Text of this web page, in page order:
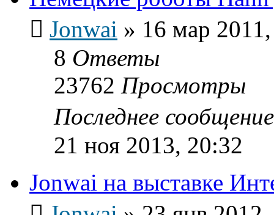
Jonwai » 16 мар
8 Ответы
23762 Просмотры
Последнее
21 ноя 2013, 20:32
Jonwai на выставке